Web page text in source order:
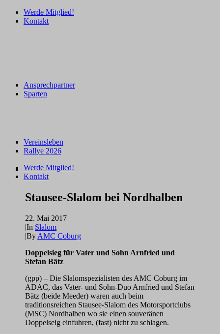
Werde Mitglied!
Kontakt
Ansprechpartner
Sparten
Vereinsleben
Rallye 2026
Werde Mitglied!
Kontakt
Stausee-Slalom bei Nordhalben
22. Mai 2017
|In Slalom
|By AMC Coburg
Doppelsieg für Vater und Sohn Arnfried und
Stefan Bätz
(gpp) – Die Slalomspezialisten des AMC Coburg im
ADAC, das Vater- und Sohn-Duo Arnfried und Stefan
Bätz (beide Meeder) waren auch beim
traditionsreichen Stausee-Slalom des Motorsportclubs
(MSC) Nordhalben wo sie einen souveränen
Doppelseig einfuhren, (fast) nicht zu schlagen.